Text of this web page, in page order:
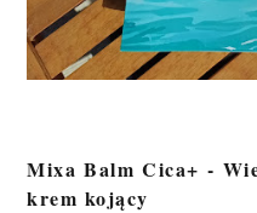
Mixa Balm Cica+ -
krem kojący